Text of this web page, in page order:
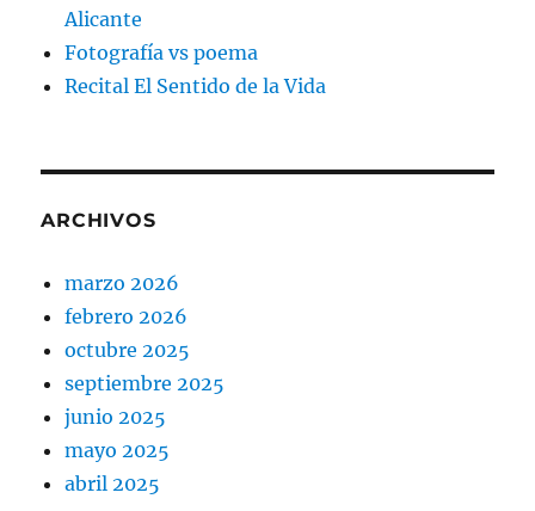
Alicante
Fotografía vs poema
Recital El Sentido de la Vida
ARCHIVOS
marzo 2026
febrero 2026
octubre 2025
septiembre 2025
junio 2025
mayo 2025
abril 2025